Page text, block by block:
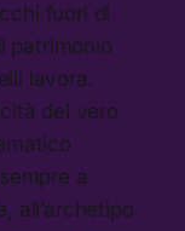
fuori di
patrimonio
lavora.
del vero
a
all’archetipo